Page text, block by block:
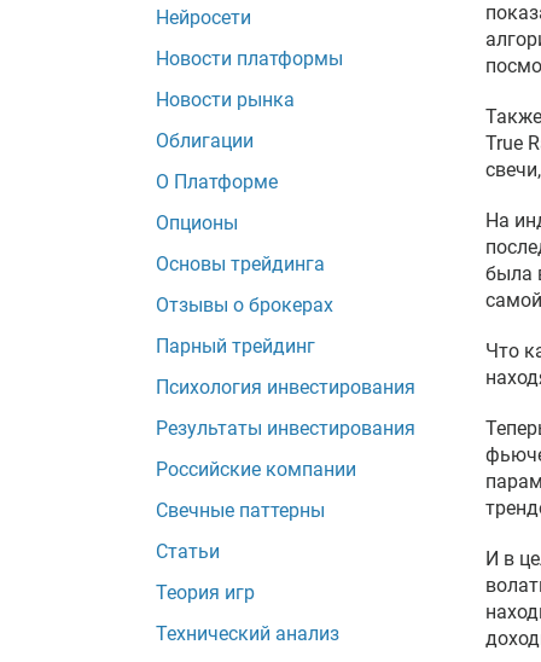
Нейросети
Новости платформы
Новости рынка
Облигации
О Платформе
Опционы
Основы трейдинга
Отзывы о брокерах
Парный трейдинг
Психология инвестирования
Результаты инвестирования
Российские компании
Свечные паттерны
Статьи
Теория игр
Технический анализ
True
На
была
Что
И в